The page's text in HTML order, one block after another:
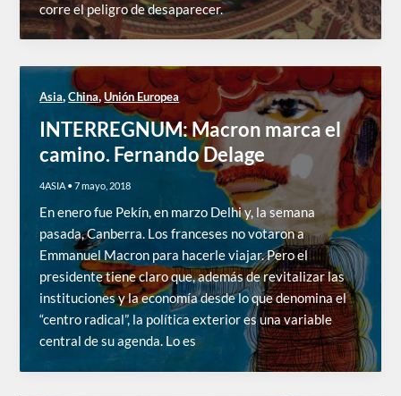
corre el peligro de desaparecer.
Asia,China,Unión Europea
INTERREGNUM: Macron marca el
camino. Fernando Delage
4ASIA •7 mayo, 2018
En enero fue Pekín, en marzo Delhi y, la semana
pasada, Canberra. Los franceses no votaron a
Emmanuel Macron para hacerle viajar. Pero el
presidente tiene claro que, además de revitalizar las
instituciones y la economía desde lo que denomina el
“centro radical”, la política exterior es una variable
central de su agenda. Lo es